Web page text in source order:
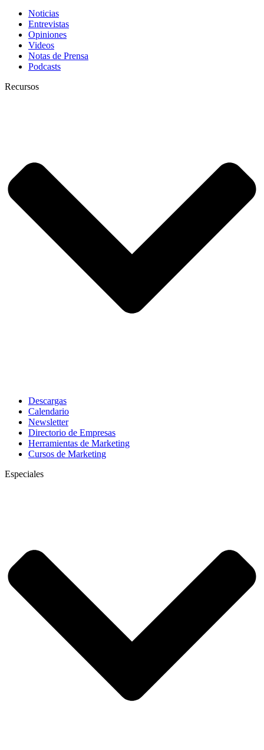
Noticias
Entrevistas
Opiniones
Videos
Notas de Prensa
Podcasts
Recursos
Descargas
Calendario
Newsletter
Directorio de Empresas
Herramientas de Marketing
Cursos de Marketing
Especiales